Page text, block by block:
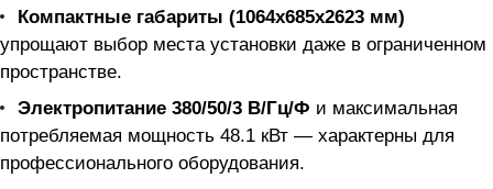
Компактные габариты (1064x685x2623 мм)
упрощают выбор места установки даже в ограниченном
пространстве.
Электропитание 380/50/3 В/Гц/Ф и максимальная
потребляемая мощность 48.1 кВт — характерны для
профессионального оборудования.